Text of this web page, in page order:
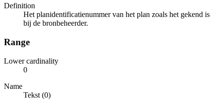
Definition
Het planidentificatienummer van het plan zoals het gekend is
bij de bronbeheerder.
Range
Lower cardinality
0
Name
Tekst (0)